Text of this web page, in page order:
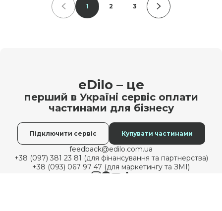
eDilo – це
частинами для бізнесу
Підключити сервіс
feedback@edilo.com.ua